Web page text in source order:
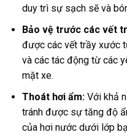
duy trì sự sạch sẽ và
Bảo vệ trước các vết
được các vết trầy xước
và các tác động từ các
mặt xe.
Thoát hơi ẩm:Với khả
tránh được sự tăng độ
của hơi nước dưới lớp